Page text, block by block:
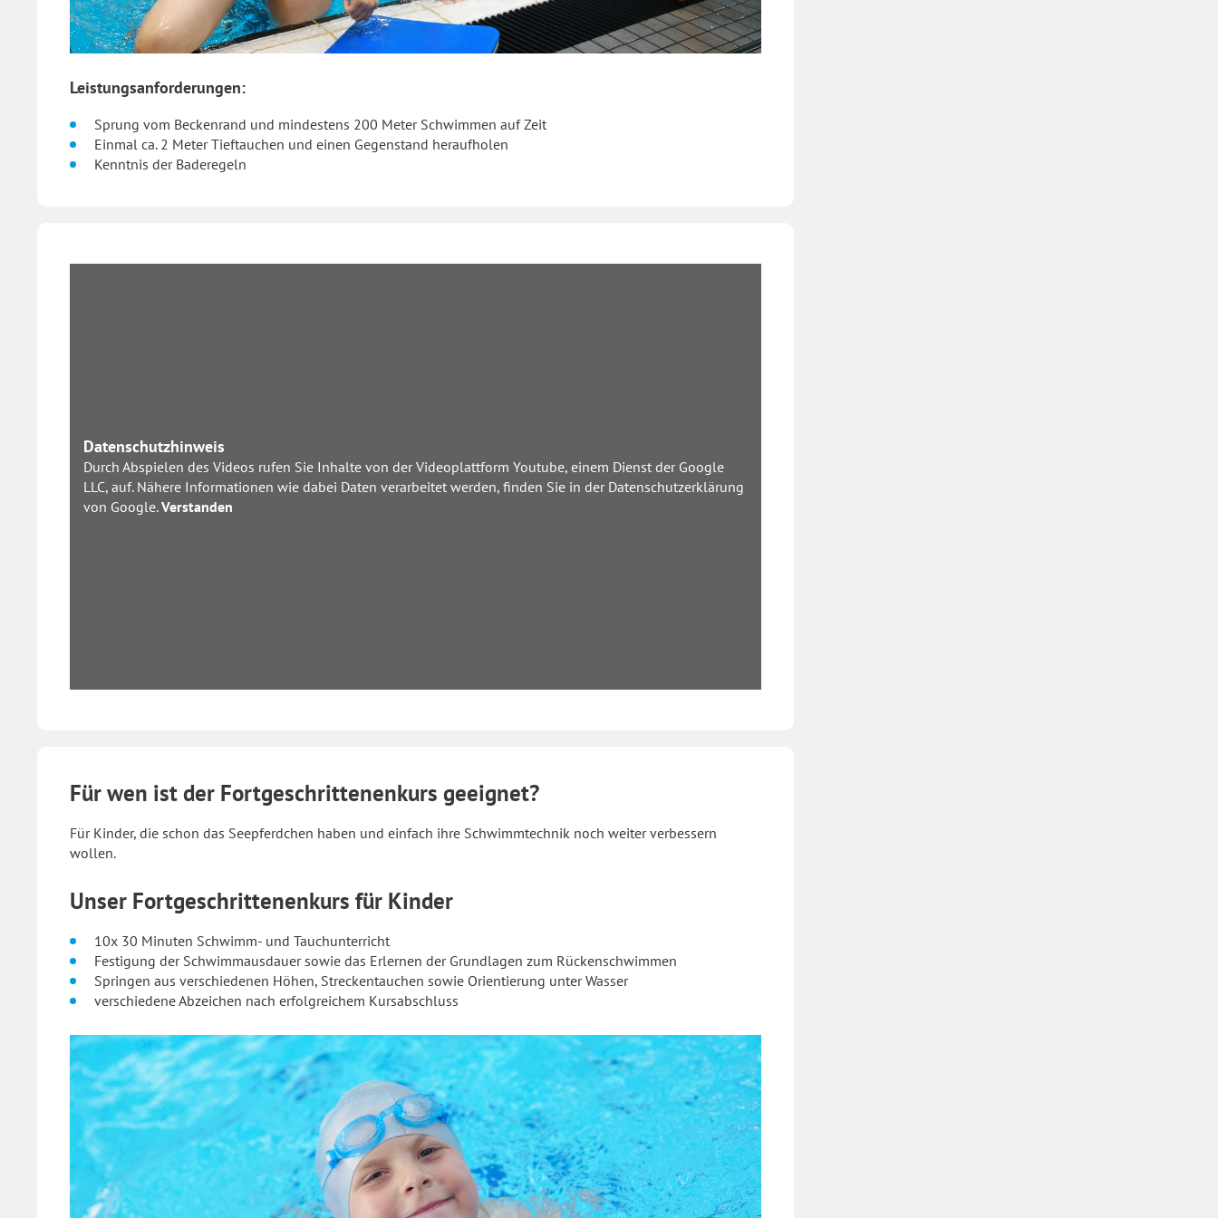
Leistungsanforderungen:
Sprung vom Beckenrand und mindestens 200 Meter Schwimmen auf Zeit
Einmal ca. 2 Meter Tieftauchen und einen Gegenstand heraufholen
Kenntnis der Baderegeln
Datenschutzhinweis
Durch Abspielen des Videos rufen Sie Inhalte von der Videoplattform Youtube, einem Dienst der Google
LLC, auf. Nähere Informationen wie dabei Daten verarbeitet werden, finden Sie in der Datenschutzerklärung
von Google.Verstanden
Für wen ist der Fortgeschrittenenkurs geeignet?
Für Kinder, die schon das Seepferdchen haben und einfach ihre Schwimmtechnik noch weiter verbessern
wollen.
Unser Fortgeschrittenenkurs für Kinder
10x 30 Minuten Schwimm- und Tauchunterricht
Festigung der Schwimmausdauer sowie das Erlernen der Grundlagen zum Rückenschwimmen
Springen aus verschiedenen Höhen, Streckentauchen sowie Orientierung unter Wasser
verschiedene Abzeichen nach erfolgreichem Kursabschluss